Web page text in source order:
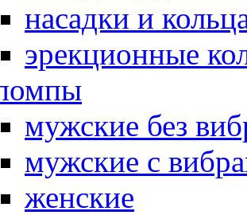
насадки и
эрекционные
мужские без
мужские с
женские